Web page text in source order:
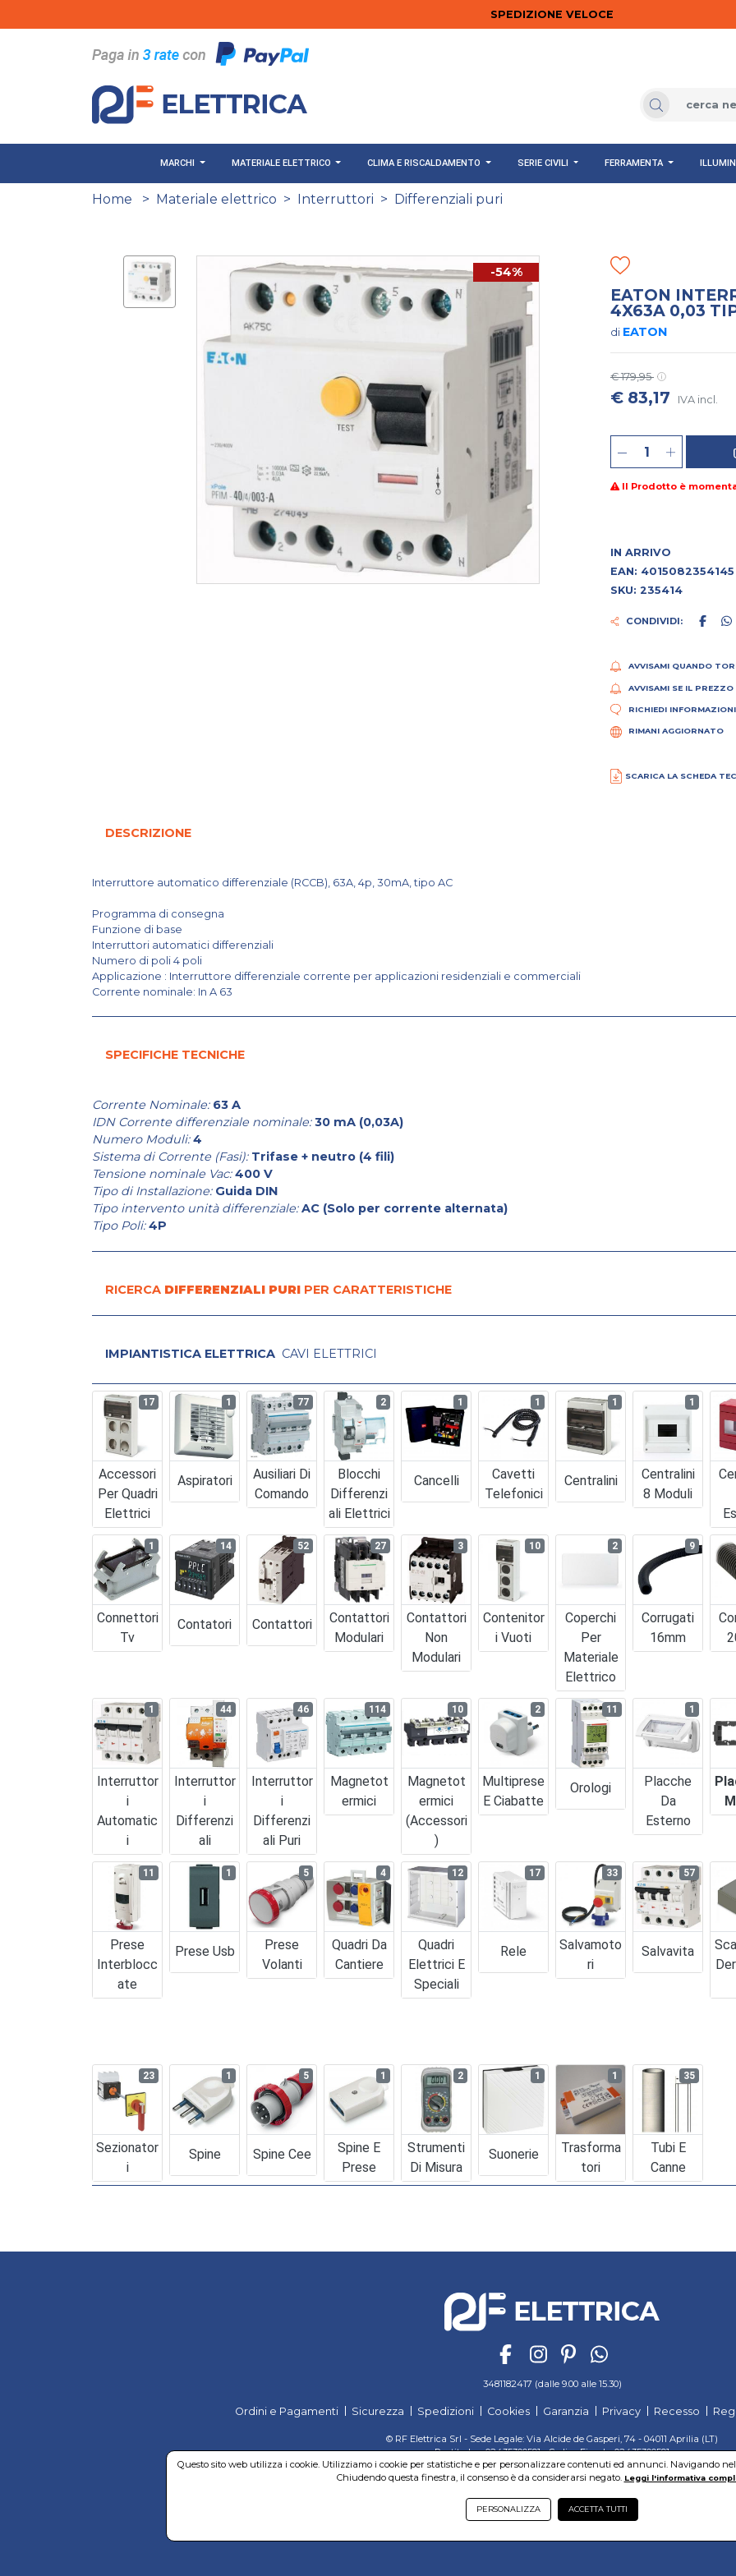
SPEDIZIONE VELOCE
MARCHI MATERIALE ELETTRICO CLIMA E RISCALDAMENTO SERIE CIVILI FERRAMENTA
Home > Materiale elettrico > Interruttori > Differenziali puri
-54%
EATON
4X63A 0,03
di EATON
€ 179,95
€ 83,17 IVA incl.
Il Prodotto è
IN ARRIVO
EAN: 4015082354145
SKU: 235414
CONDIVIDI:
AVVISAMI QUANDO
AVVISAMI SE IL PREZZO
RICHIEDI INFORMAZIONI
RIMANI AGGIORNATO
SCARICA LA SCHEDA
DESCRIZIONE
Interruttore automatico differenziale (RCCB), 63A, 4p, 30mA, tipo AC
Programma di consegna
Funzione di base
Interruttori automatici differenziali
Numero di poli 4 poli
Applicazione : Interruttore differenziale corrente per applicazioni residenziali e commerciali
Corrente nominale: In A 63
SPECIFICHE TECNICHE
Corrente Nominale: 63 A
IDN Corrente differenziale nominale: 30 mA (0,03A)
Numero Moduli: 4
Sistema di Corrente (Fasi): Trifase + neutro (4 fili)
Tensione nominale Vac: 400 V
Tipo di Installazione: Guida DIN
Tipo intervento unità differenziale: AC (Solo per corrente alternata)
Tipo Poli: 4P
RICERCA DIFFERENZIALI PURI PER CARATTERISTICHE
IMPIANTISTICA ELETTRICA CAVI ELETTRICI
Accessori
Per Quadri
Elettrici
17
Aspiratori
1
Ausiliari Di
Comando
77
Blocchi
Differenzi
Ali Elettrici
2
Cancelli
1
Cavetti
Telefonici
1
Centralini
1
Centralini
8 Moduli
1
Connettori
Tv
1
Contatori
14
Contattori
52
Contattori
Modulari
27
Contattori
Non
Modulari
3
Contenitor
I Vuoti
10
Coperchi
Per
Materiale
Elettrico
2
Corrugati
16mm
9
Interruttor
I
Automatic
I
1
Interruttor
I
Differenzi
Ali
44
Interruttor
I
Differenzi
Ali Puri
46
Magnetot
Ermici
114
Magnetot
Ermici
(accessori
)
10
Multiprese
E Ciabatte
2
Orologi
11
Placche
Da
Esterno
1
Prese
Interblocc
Ate
11
Prese Usb
1
Prese
Volanti
5
Quadri Da
Cantiere
4
Quadri
Elettrici E
Speciali
12
Rele
17
Salvamoto
Ri
33
Salvavita
57
Sezionator
I
23
Spine
1
Spine Cee
5
Spine E
Prese
1
Strumenti
Di Misura
2
Suonerie
1
Trasforma
Tori
1
Tubi E
Canne
35
3481182417 (dalle 9.00 alle 15.30)
Ordini e Pagamenti Sicurezza Spedizioni Cookies Garanzia Privacy Recesso
© RF Elettrica Srl - Sede Legale: Via Alcide de Gasperi, 74 - 04011 Aprilia (LT)
Partita Iva: 02435300591 - Codice Fiscale: 02435300591
Sede Operativa: Via Alcide de Gasperi, 74 - 04011 Aprilia (LT)
Cap. Soc. 95.000,00 Euro Iscritta al Reg. delle Imprese di Latina REA:LT-171116
Questo sito web utilizza i cookie. Utilizziamo i cookie per statistiche e per personalizzare contenuti ed annunci. Navigando
Chiudendo questa finestra, il consenso è da considerarsi negato. Leggi l'informativa
PERSONALIZZA ACCETTA TUTTI